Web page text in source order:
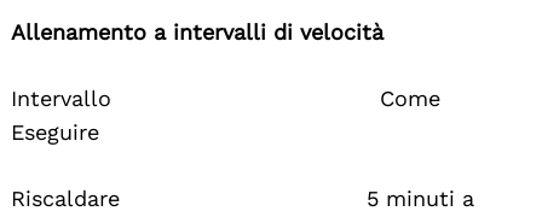
Allenamento a intervalli di velocità
Intervallo Come
Eseguire
Riscaldare 5 minuti a